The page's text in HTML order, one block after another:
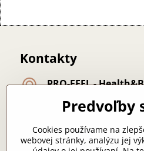
Kontakty
PRO-FEEL -
974 01 Banská Bystrica
majiteľka: Bc. Lichá
+421 918 249 313
Predvoľby
Cookies používame na
webovej stránky, analýzu jej